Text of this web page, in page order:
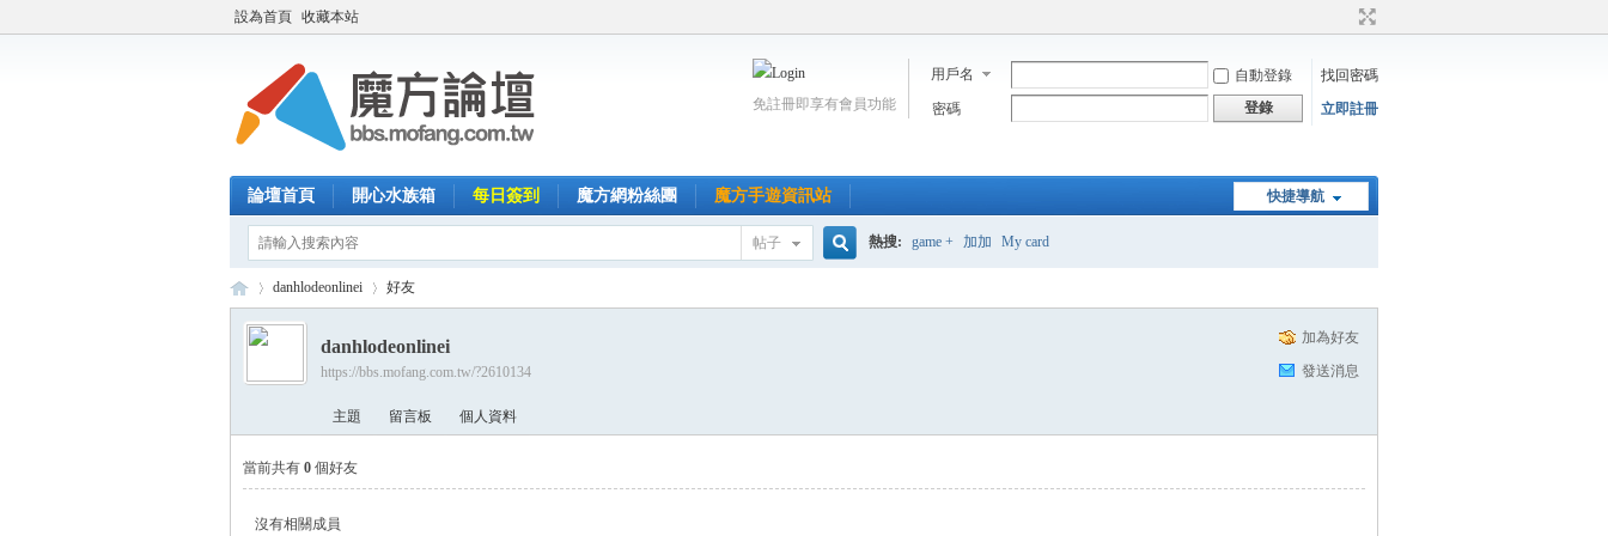
設為首頁 收藏本站
用戶名 自動登錄
找回密碼
密碼
登錄 立即註冊
免註冊即享有會員功能
快捷導航
論壇首頁 開心水族箱 每日簽到 魔方網粉絲團 魔方手遊資訊站
帖子 熱搜: game + 加加 My card
›
danhlodeonlinei 好友
加為好友
發送消息
danhlodeonlinei
https://bbs.mofang.com.tw/?2610134
主題 留言板 個人資料
當前共有 0 個好友
沒有相關成員